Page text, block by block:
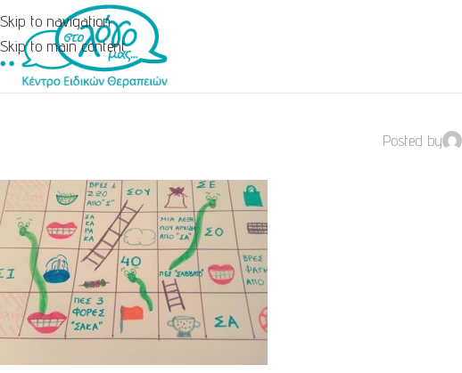
Skip to navigation
Skip to main content
Posted by